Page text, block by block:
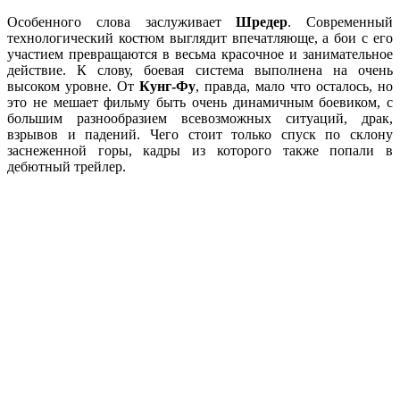
Особенного слова заслуживаетШредер. Современный
технологический костюм выглядит впечатляюще, а бои с его
участием превращаются в весьма красочное и занимательное
действие. К слову, боевая система выполнена на очень
высоком уровне. От Кунг-Фу, правда, мало что осталось, но
это не мешает фильму быть очень динамичным боевиком, с
большим разнообразием всевозможных ситуаций, драк,
взрывов и падений. Чего стоит только спуск по склону
заснеженной горы, кадры из которого также попали в
дебютный трейлер.